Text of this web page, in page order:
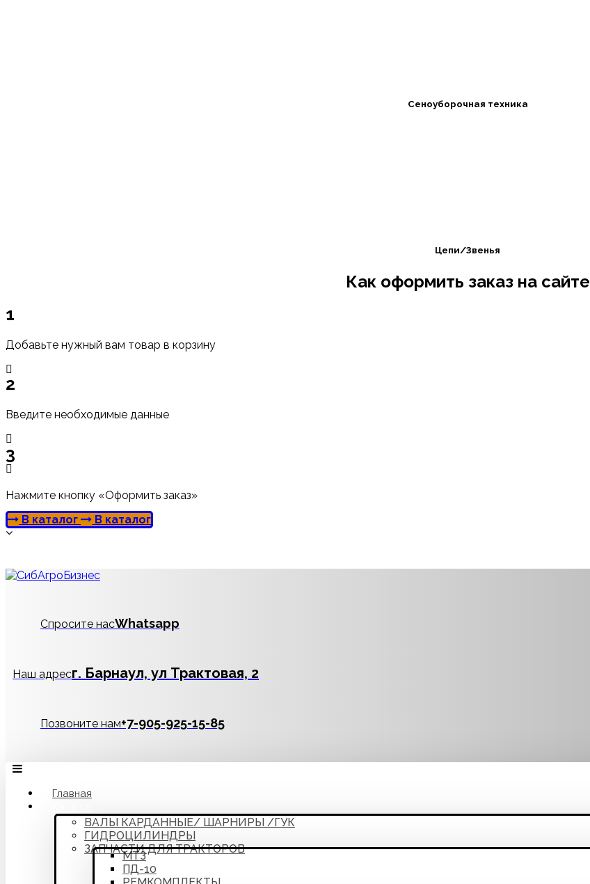
Сеноуборочная техника
Цепи/Звенья
Как оформить заказ на сайте
1
Добавьте нужный вам товар в корзину
2
Введите необходимые данные
3
Нажмите кнопку «Оформить заказ»
В каталог
В каталог
Спросите насWhatsapp
Наш адресг. Барнаул, ул Трактовая, 2
Позвоните нам‪+7-905-925-15-85
Главная
ВАЛЫ КАРДАННЫЕ/ ШАРНИРЫ /ГУК
ГИДРОЦИЛИНДРЫ
ЗАПЧАСТИ ДЛЯ ТРАКТОРОВ
МТЗ
ПД-10